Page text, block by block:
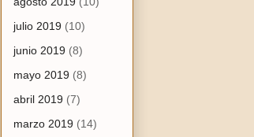
julio 2019 (10)
junio 2019 (8)
mayo 2019 (8)
abril 2019 (7)
marzo 2019 (14)